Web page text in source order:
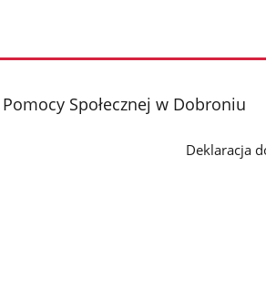
Społecznej w Dobroniu
Deklaracja